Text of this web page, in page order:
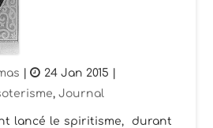
| 24 Jan 2015
,Journal
lancé le spiritisme, durant